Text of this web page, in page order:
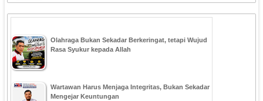
Olahraga Bukan Sekadar Berkeringat, tetapi Wujud
Rasa Syukur kepada Allah
Wartawan Harus Menjaga Integritas, Bukan Sekadar
Mengejar Keuntungan